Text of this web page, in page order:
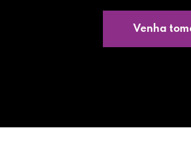
Venha